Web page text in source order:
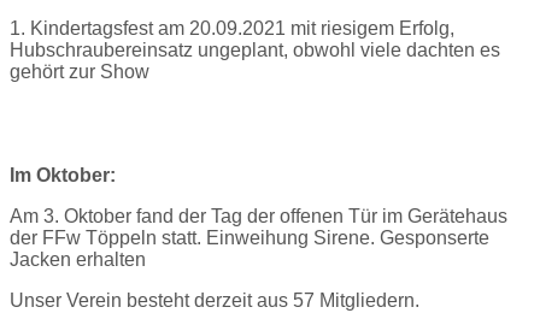
1. Kindertagsfest am 20.09.2021 mit riesigem Erfolg,
Hubschraubereinsatz ungeplant, obwohl viele dachten es
gehört zur Show
Im Oktober:
Am 3. Oktober fand der Tag der offenen Tür im Gerätehaus
der FFw Töppeln statt. Einweihung Sirene. Gesponserte
Jacken erhalten
Unser Verein besteht derzeit aus 57 Mitgliedern.